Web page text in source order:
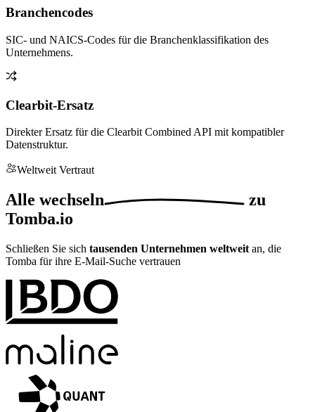
Branchencodes
SIC- und NAICS-Codes für die Branchenklassifikation des
Unternehmens.
Clearbit-Ersatz
Direkter Ersatz für die Clearbit Combined API mit kompatibler
Datenstruktur.
Weltweit Vertraut
Alle wechseln
zu
Tomba.io
Schließen Sie sich tausenden Unternehmen weltweit an, die
Tomba für ihre E-Mail-Suche vertrauen